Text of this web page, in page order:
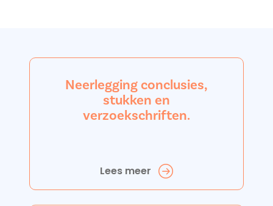
Neerlegging conclusies,
stukken en
verzoekschriften.
Lees meer